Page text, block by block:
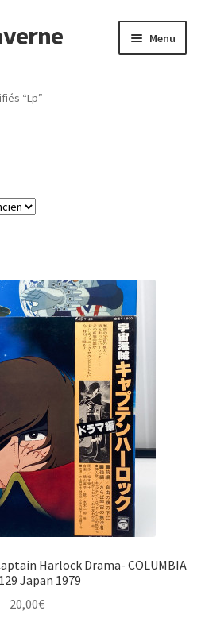
Menu
“Lp”
Harlock Drama- COLUMBIA
Japan 1979
20,00€